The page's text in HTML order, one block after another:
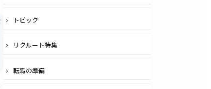
トピック
リクルート特集
転職の準備